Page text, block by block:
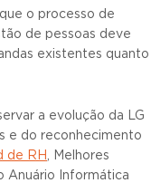
o processo de
de pessoas deve
existentes quanto
a evolução da LG
e do reconhecimento
de RH, Melhores
Anuário Informática